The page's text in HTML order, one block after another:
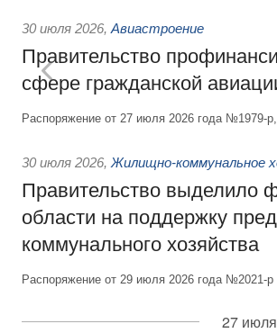
30 июля 2026, Авиастроение
Правительство
сфере гражданской
Распоряжение от 27 июля 2026 года №1979-
30 июля 2026, Жилищно-коммунальное
Правительство выделило
области на поддержку
коммунального хозяйства
Распоряжение от 29 июля 2026 года №2021-р
27